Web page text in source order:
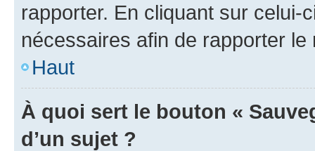
rapporter. En cliquant sur
nécessaires afin de rapporter le
Haut
À quoi sert le bouton «
d’un sujet ?